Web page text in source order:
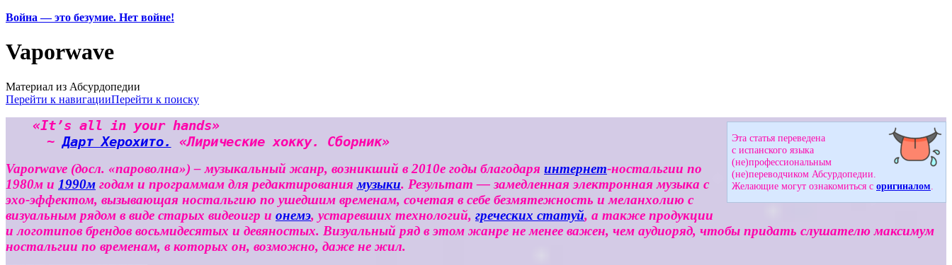
Война — это безумие. Нет войне!
Vaporwave
Материал из Абсурдопедии
Перейти к навигацииПерейти к поиску
Эта статья переведена
с испанского языка
(не)профессиональным
(не)переводчиком Абсурдопедии.
Желающие могут ознакомиться с оригиналом
«It’s all in your hands»
~Дарт Херохито. «Лирические хокку. Сборник»
Vaporwave (досл. «пароволна») – музыкальный жанр, возникший в 2010е годы благодаря интернет-ностальгии по
1980м и 1990м годам и программам для редактированиямузыки. Результат — замедленная электронная музыка с
эхо-эффектом, вызывающая ностальгию по ушедшим временам, сочетая в себе безмятежность и меланхолию с
визуальным рядом в виде старых видеоигр и онемэ, устаревших технологий, греческих статуй, а также продукции
и логотипов брендов восьмидесятых и девяностых. Визуальный ряд в этом жанре не менее важен, чем аудиоряд, чтобы придать слушателю максимум
ностальгии по временам, в которых он, возможно, даже не жил.